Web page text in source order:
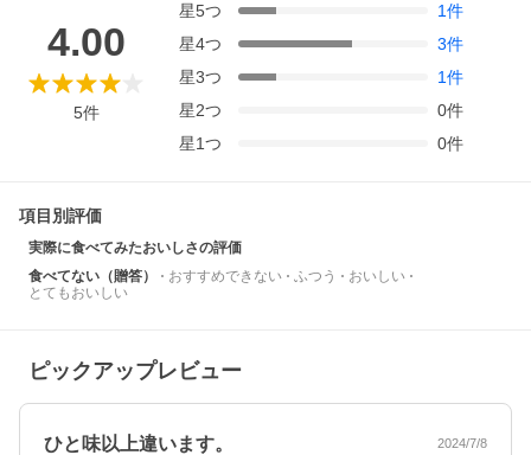
4.00
5件
星5つ 1件
星4つ 3件
星3つ 1件
星2つ 0件
星1つ 0件
項目別評価
実際に食べてみたおいしさの評価
食べてない（贈答）
おすすめできない ふつう
おいしい
とてもおいしい
ピックアップレビュー
ひと味以上違います。 2024/7/8